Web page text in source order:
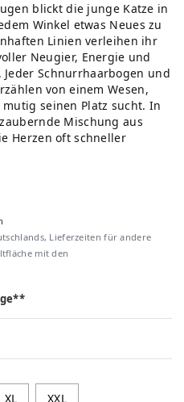
blickt die junge Katze in
Winkel etwas Neues zu
Linien verleihen ihr
Neugier, Energie und
Schnurrhaarbogen und
von einem Wesen,
seinen Platz sucht. In
Mischung aus
Herzen oft schneller
Lieferzeiten für andere
mit den
XL XXL